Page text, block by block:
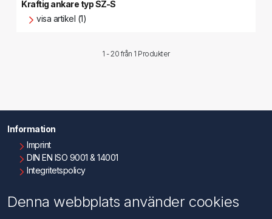
Kraftig ankare typ SZ-S
visa artikel (1)
1 - 20 från 1 Produkter
Information
Imprint
DIN EN ISO 9001 & 14001
Integritetspolicy
Kontakta oss
Denna webbplats använder cookies